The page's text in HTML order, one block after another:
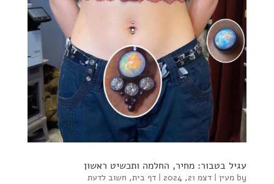
עגיל בטבור: מחיר, החלמה ותכשיט ראשון
by מעין| דצמ 21, 2024 | דף בית, חשוב לדעת